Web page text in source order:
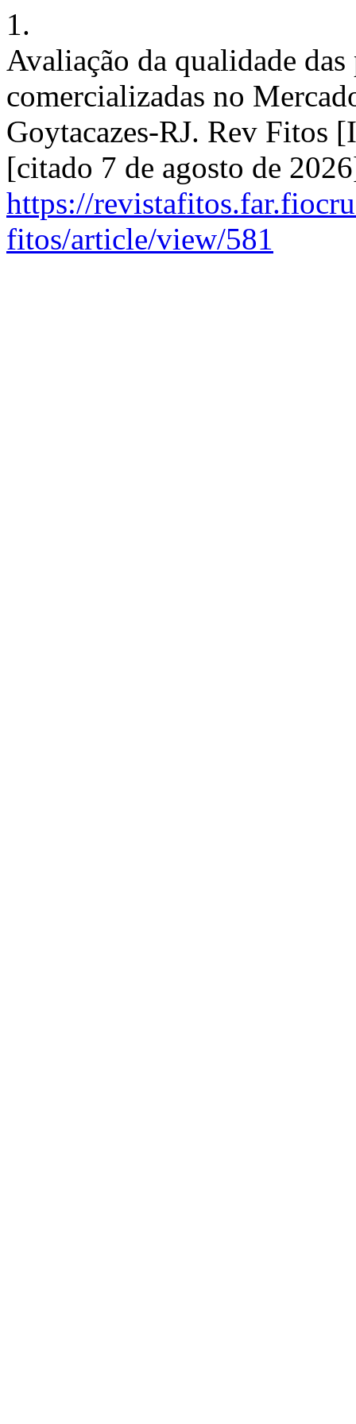
1.
Avaliação da qualidade
comercializadas no
Goytacazes-RJ. Rev Fitos
[citado 7 de agosto de
https://
fitos/article/view/581